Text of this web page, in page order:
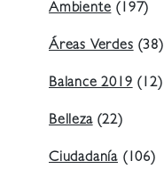
Ambiente (197)
Áreas Verdes (38)
Balance 2019 (12)
Belleza(22)
Ciudadanía (106)